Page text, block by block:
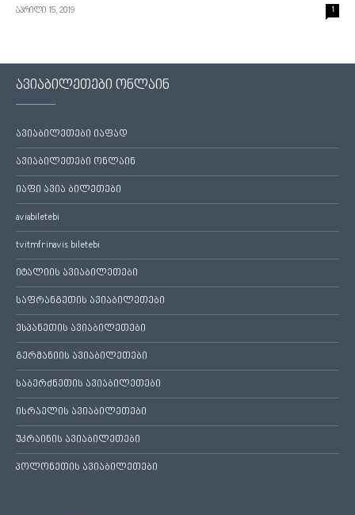
აპრილი 15, 2019 1
ავიაბილეთები ონლაინ
ავიაბილეთები იაფად
ავიაბილეთები ონლაინ
იაფი ავია ბილეთები
aviabiletebi
tvitmfrinavis biletebi
იტალიის ავიაბილეთები
საფრანგეთის ავიაბილეთები
ესპანეთის ავიაბილეთები
გერმანიის ავიაბილეთები
საბერძნეთის ავიაბილეთები
ისრაელის ავიაბილეთები
უკრაინის ავიაბილეთები
პოლონეთის ავიაბილეთები